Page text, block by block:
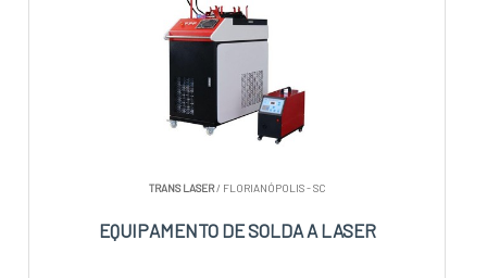
TRANS LASER/ FLORIANÓPOLIS - SC
EQUIPAMENTO DE SOLDA A LASER